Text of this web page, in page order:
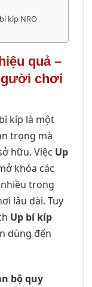
kíp NRO
quả –
chơi
kíp là một
trọng mà
hữu. Việc Up
khóa các
trong
lâu dài. Tuy
Up bí kíp
dùng đến
bộ quy